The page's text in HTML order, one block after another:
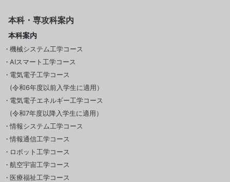
本科・専攻科案内
本科案内
機械システム工学コース
AIスマート工学コース
電気電子工学コース
(令和6年度以前入学生に適用）
電気電子エネルギー工学コース
(令和7年度以降入学生に適用）
情報システム工学コース
情報通信工学コース
ロボット工学コース
航空宇宙工学コース
医療福祉工学コース